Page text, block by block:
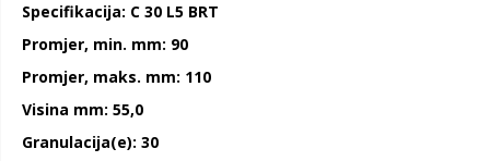
Specifikacija: C 30 L5 BRT
Promjer, min. mm: 90
Promjer, maks. mm: 110
Visina mm: 55,0
Granulacija(e): 30